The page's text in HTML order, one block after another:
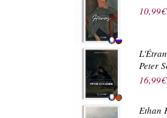
10,99€
Peter
16,99€
Ethan